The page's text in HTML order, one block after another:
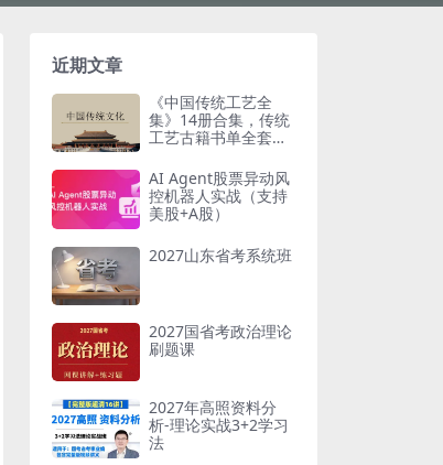
近期文章
《中国传统工艺全
集》14册合集，传统
工艺古籍书单全套梳
AI Agent股票异动风
控机器人实战（支持
美股+A股）
2027山东省考系统班
2027国省考政治理论
刷题课
2027年高照资料分
析-理论实战3+2学习
法